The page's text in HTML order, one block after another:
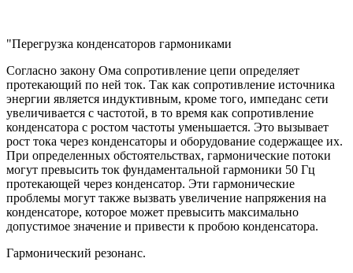
"Перегрузка конденсаторов гармониками
Согласно закону Ома сопротивление цепи определяет
протекающий по ней ток. Так как сопротивление источника
энергии является индуктивным, кроме того, импеданс сети
увеличивается с частотой, в то время как сопротивление
конденсатора с ростом частоты уменьшается. Это вызывает
рост тока через конденсаторы и оборудование содержащее их.
При определенных обстоятельствах, гармонические потоки
могут превысить ток фундаментальной гармоники 50 Гц
протекающей через конденсатор. Эти гармонические
проблемы могут также вызвать увеличение напряжения на
конденсаторе, которое может превысить максимально
допустимое значение и привести к пробою конденсатора.
Гармонический резонанс.